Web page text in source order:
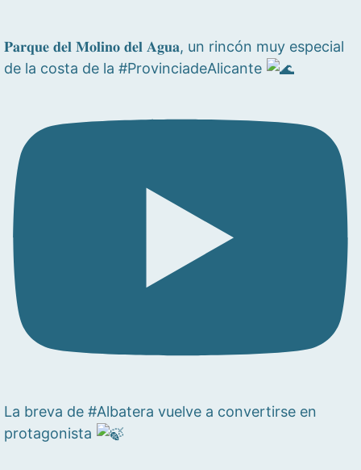
𝐏𝐚𝐫𝐪𝐮𝐞 𝐝𝐞𝐥 𝐌𝐨𝐥𝐢𝐧𝐨 𝐝𝐞𝐥 𝐀𝐠𝐮𝐚, un rincón muy especial
de la costa de la #ProvinciadeAlicante
La breva de #Albatera vuelve a convertirse en
protagonista